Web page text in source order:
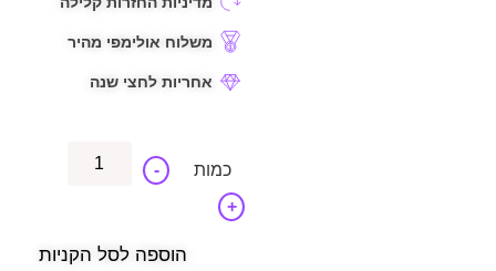
משלוח אולימפי מהיר
אחריות לחצי שנה
-
+
הוספה לסל הקניות